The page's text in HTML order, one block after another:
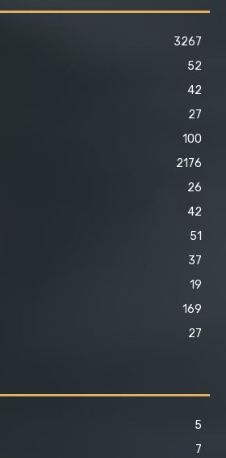
3267
52
42
27
100
2176
26
42
51
37
19
169
27
5
7